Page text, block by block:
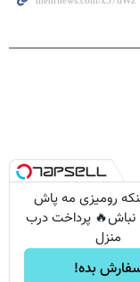
رومیزی مه پاش
نباش🔥 پرداخت درب
منزل
بده!